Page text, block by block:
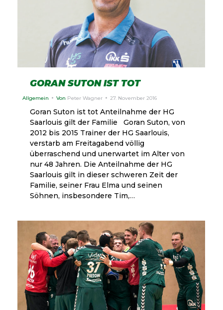
GORAN SUTON IST TOT
Allgemein Von Peter Wagner 27. November 2016
Goran Suton ist tot Anteilnahme der HG
Saarlouis gilt der Familie Goran Suton, von
2012 bis 2015 Trainer der HG Saarlouis,
verstarb am Freitagabend völlig
überraschend und unerwartet im Alter von
nur 48 Jahren. Die Anteilnahme der HG
Saarlouis gilt in dieser schweren Zeit der
Familie, seiner Frau Elma und seinen
Söhnen, insbesondere Tim,…